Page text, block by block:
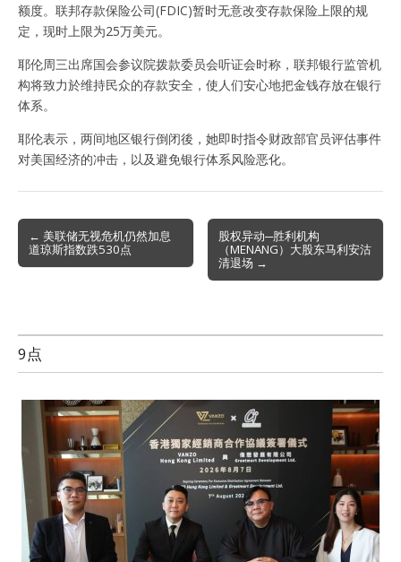
额度。联邦存款保险公司(FDIC)暂时无意改变存款保险上限的规
定，现时上限为25万美元。
耶伦周三出席国会参议院拨款委员会听证会时称，联邦银行监管机
构将致力於维持民众的存款安全，使人们安心地把金钱存放在银行
体系。
耶伦表示，两间地区银行倒闭後，她即时指令财政部官员评估事件
对美国经济的冲击，以及避免银行体系风险恶化。
Post
navigation
← 美联储无视危机仍然加息
道琼斯指数跌530点
股权异动─胜利机构
（MENANG）大股东马利安沽
清退场 →
9点